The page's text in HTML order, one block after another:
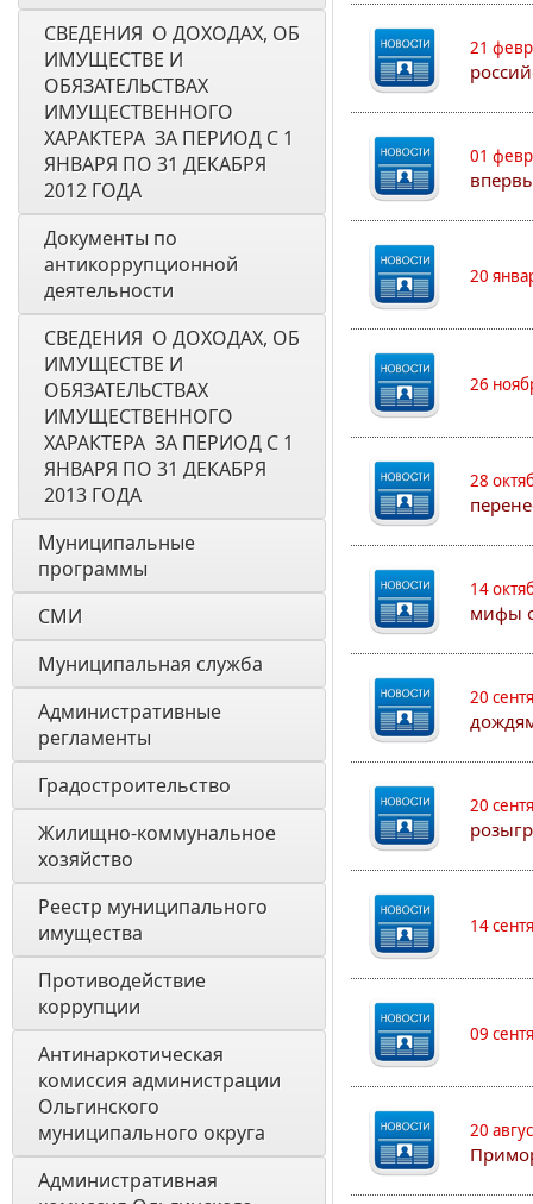
СВЕДЕНИЯ  О ДОХОДАХ, ОБ
ИМУЩЕСТВЕ И
ОБЯЗАТЕЛЬСТВАХ
ИМУЩЕСТВЕННОГО
ХАРАКТЕРА  ЗА ПЕРИОД С 1
ЯНВАРЯ ПО 31 ДЕКАБРЯ
2012 ГОДА
Документы по
антикоррупционной
деятельности
СВЕДЕНИЯ  О ДОХОДАХ, ОБ
ИМУЩЕСТВЕ И
ОБЯЗАТЕЛЬСТВАХ
ИМУЩЕСТВЕННОГО
ХАРАКТЕРА  ЗА ПЕРИОД С 1
ЯНВАРЯ ПО 31 ДЕКАБРЯ
2013 ГОДА
Муниципальные
программы
СМИ
Муниципальная служба
Административные
регламенты
Градостроительство
Жилищно-коммунальное
хозяйство
Реестр муниципального
имущества
Противодействие
коррупции
Антинаркотическая
комиссия администрации
Ольгинского
муниципального округа
Административная
21
01
20
26
28
14
мифы
20
20
14
09
20